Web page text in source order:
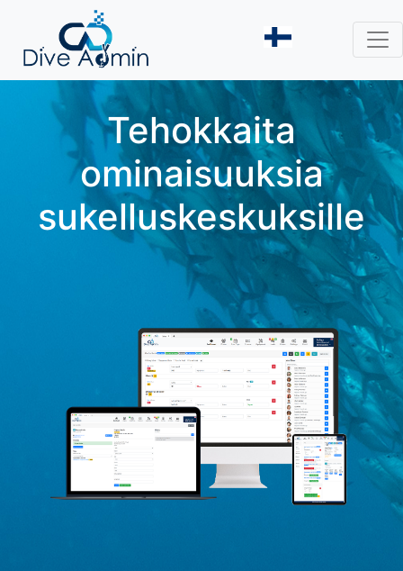
Tehokkaita
ominaisuuksia
sukelluskeskuksille